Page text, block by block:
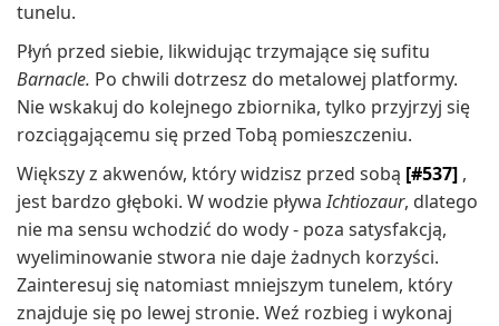
tunelu.
Płyń przed siebie, likwidując trzymające się sufitu
Barnacle. Po chwili dotrzesz do metalowej platformy.
Nie wskakuj do kolejnego zbiornika, tylko przyjrzyj się
rozciągającemu się przed Tobą pomieszczeniu.
Większy z akwenów, który widzisz przed sobą [#537] ,
jest bardzo głęboki. W wodzie pływaIchtiozaur, dlatego
nie ma sensu wchodzić do wody - poza satysfakcją,
wyeliminowanie stwora nie daje żadnych korzyści.
Zainteresuj się natomiast mniejszym tunelem, który
znajduje się po lewej stronie. Weź rozbieg i wykonaj